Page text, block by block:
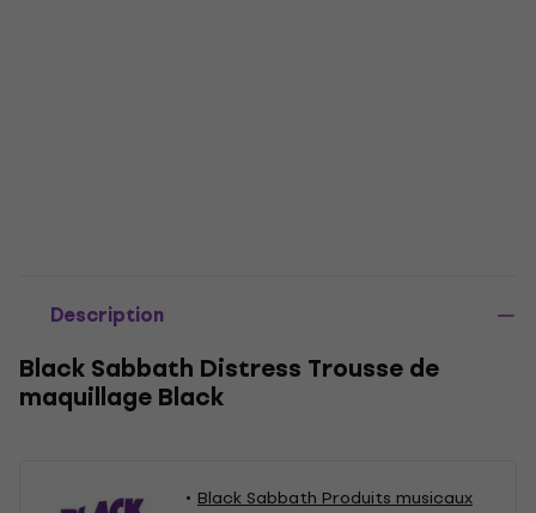
Description
Black Sabbath Distress Trousse de
maquillage Black
Black Sabbath Produits musicaux